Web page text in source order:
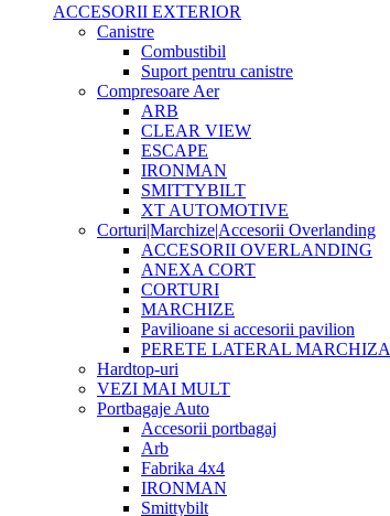
ACCESORII EXTERIOR
Canistre
Combustibil
Suport pentru canistre
Compresoare Aer
ARB
CLEAR VIEW
ESCAPE
IRONMAN
SMITTYBILT
XT AUTOMOTIVE
Corturi|Marchize|Accesorii Overlanding
ACCESORII OVERLANDING
ANEXA CORT
CORTURI
MARCHIZE
Pavilioane si accesorii pavilion
PERETE LATERAL MARCHIZA
Hardtop-uri
VEZI MAI MULT
Portbagaje Auto
Accesorii portbagaj
Arb
Fabrika 4x4
IRONMAN
Smittybilt